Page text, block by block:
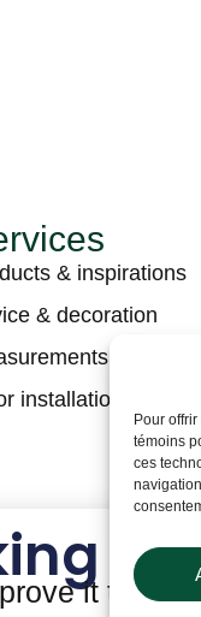
Pour
témoins
ces
& inspirations
& decoration
&
installation
it to you!